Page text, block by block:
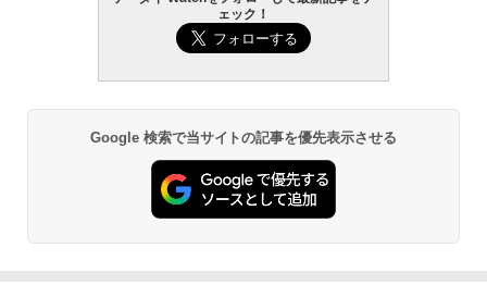
ェック！
Google 検索で当サイトの記事を優先表示させる